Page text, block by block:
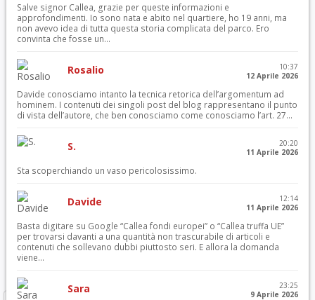
Salve signor Callea, grazie per queste informazioni e
approfondimenti. Io sono nata e abito nel quartiere, ho 19 anni, ma
non avevo idea di tutta questa storia complicata del parco. Ero
convinta che fosse un...
Rosalio
10:37
12 Aprile 2026
Davide conosciamo intanto la tecnica retorica dell’argomentum ad
hominem. I contenuti dei singoli post del blog rappresentano il punto
di vista dell’autore, che ben conosciamo come conosciamo l’art. 27...
S.
20:20
11 Aprile 2026
Sta scoperchiando un vaso pericolosissimo.
Davide
12:14
11 Aprile 2026
Basta digitare su Google “Callea fondi europei” o “Callea truffa UE”
per trovarsi davanti a una quantità non trascurabile di articoli e
contenuti che sollevano dubbi piuttosto seri. E allora la domanda
viene...
Sara
23:25
9 Aprile 2026